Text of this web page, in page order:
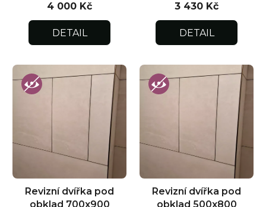
4 000 Kč
DETAIL
3 430 Kč
DETAIL
Revizní dvířka pod
obklad 700x900
Revizní dvířka pod
obklad 500x800